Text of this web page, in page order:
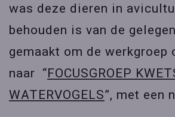
was deze dieren in
behouden is van de
gemaakt om de werkgroep
naar “FOCUSGROEP
WATERVOGELS”, met een